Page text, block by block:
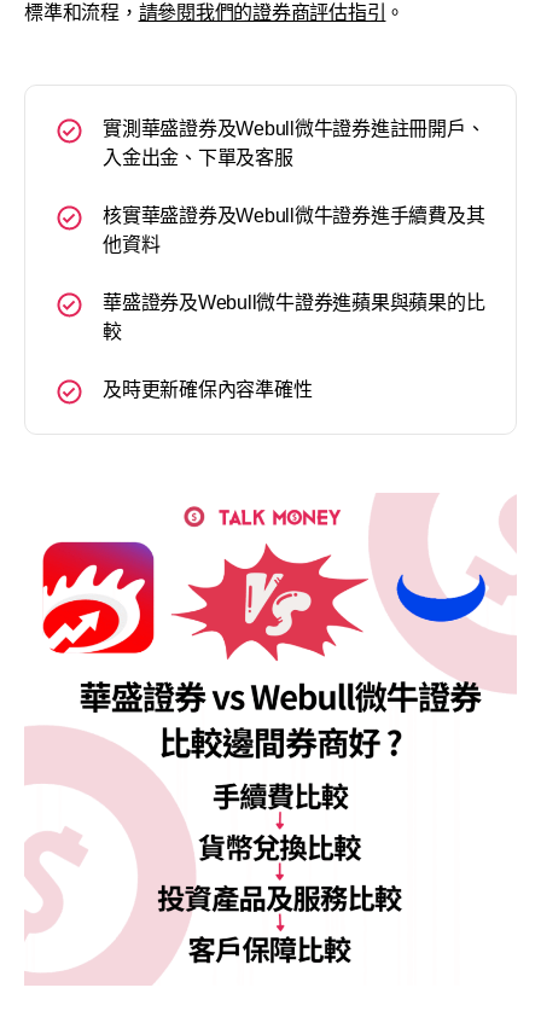
標準和流程， 請參閱我們的證券商評估指引 。
實測華盛證券及Webull微牛證券進註冊開戶、
入金出金、下單及客服
核實華盛證券及Webull微牛證券進手續費及其
他資料
華盛證券及Webull微牛證券進蘋果與蘋果的比
較
及時更新確保內容準確性